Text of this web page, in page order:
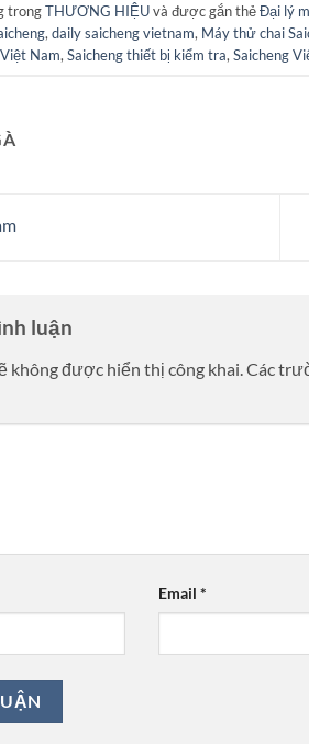
trongTHƯƠNG HIỆUvà được gắn thẻĐại lý
,daily saicheng vietnam, Máy thử chai
Nam,Saicheng thiết bị kiểm tra,Saicheng
luận
không được hiển thị công khai.Các
Email *